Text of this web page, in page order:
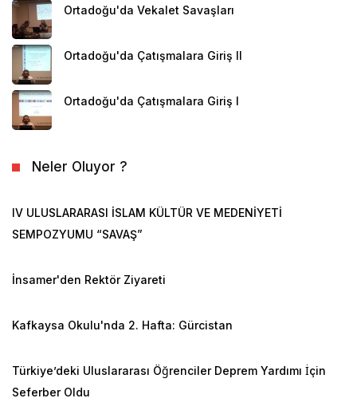
Ortadoğu'da Vekalet Savaşları
Ortadoğu'da Çatışmalara Giriş II
Ortadoğu'da Çatışmalara Giriş I
Neler Oluyor ?
IV ULUSLARARASI İSLAM KÜLTÜR VE MEDENİYETİ
SEMPOZYUMU “SAVAŞ”
İnsamer'den Rektör Ziyareti
Kafkaysa Okulu'nda 2. Hafta: Gürcistan
Türkiye’deki Uluslararası Öğrenciler Deprem Yardımı İçin
Seferber Oldu